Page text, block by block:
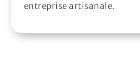
entreprise artisanale.